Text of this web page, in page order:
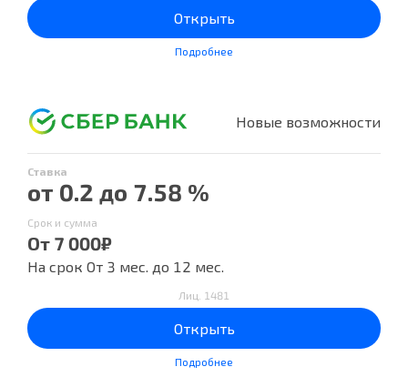
Открыть
Подробнее
Новые возможности
Ставка
от 0.2 до 7.58 %
Срок и сумма
От 7 000₽
На срок От 3 мес. до 12 мес.
Лиц. 1481
Открыть
Подробнее